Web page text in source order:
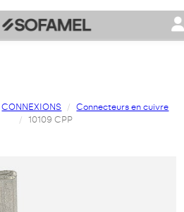
CONNEXIONS
Connecteurs en cuivre
10109 CPP